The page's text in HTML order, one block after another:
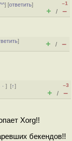
] [ответить]
–1
+ / –
]
+ / –
·][↑]
–3
+ / –
Xorg!!
бекендов!!